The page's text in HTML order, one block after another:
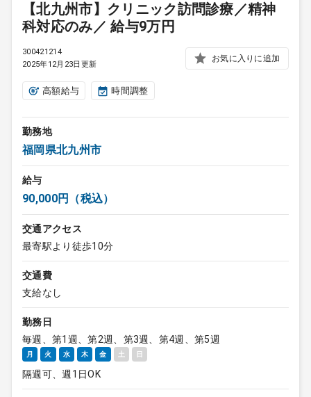
【北九州市】クリニック訪問診療／精神
科対応のみ／ 給与9万円
300421214
2025年12月23日更新
お気に入りに追加
高額給与 時間調整
勤務地
福岡県北九州市
給与
90,000円（税込）
交通アクセス
最寄駅より徒歩10分
交通費
支給なし
勤務日
毎週、第1週、第2週、第3週、第4週、第5週
月 火 水 木 金 土 日
隔週可、週1日OK